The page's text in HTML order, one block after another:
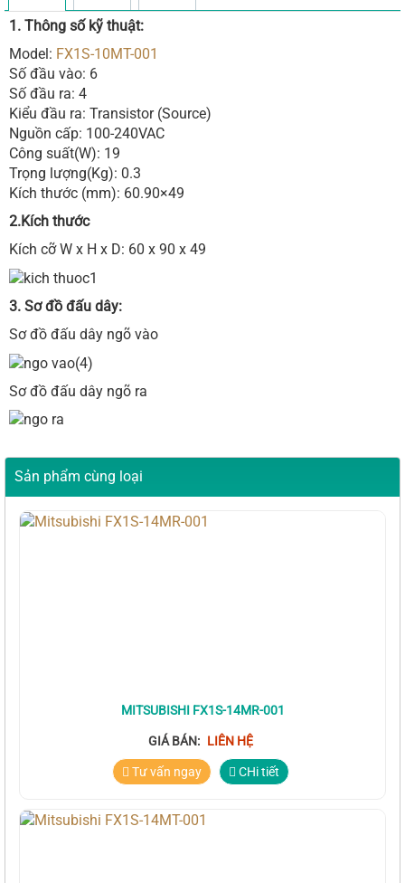
1. Thông số kỹ thuật:
Model: FX1S-10MT-001
Số đầu vào: 6
Số đầu ra: 4
Kiểu đầu ra: Transistor (Source)
Nguồn cấp: 100-240VAC
Công suất(W): 19
Trọng lượng(Kg): 0.3
Kích thước (mm): 60.90×49
2.Kích thước
Kích cỡ W x H x D: 60 x 90 x 49
3. Sơ đồ đấu dây:
Sơ đồ đấu dây ngõ vào
Sơ đồ đấu dây ngõ ra
Sản phẩm cùng loại
MITSUBISHI FX1S-14MR-001
GIÁ BÁN: LIÊN HỆ
Tư vấn ngay CHi tiết